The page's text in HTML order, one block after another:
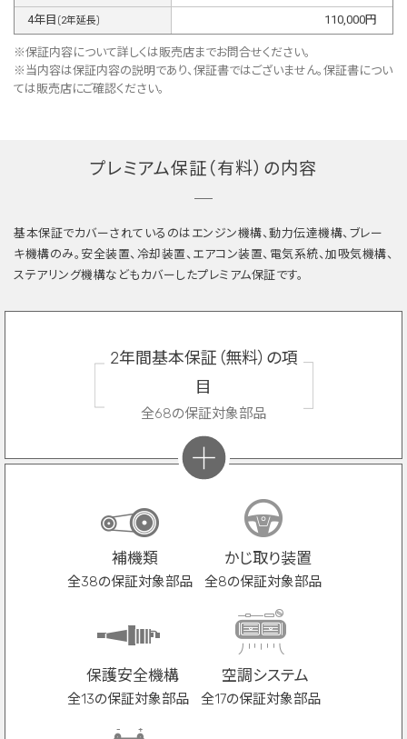
4年目 (2年延長) 110,000円
※保証内容について詳しくは販売店までお問合せください。
※当内容は保証内容の説明であり、保証書ではございません。保証書につい
ては販売店にご確認ください。
プレミアム保証（有料）の内容
基本保証でカバーされているのはエンジン機構、動力伝達機構、ブレー
キ機構のみ。安全装置、冷却装置、エアコン装置、電気系統、加吸気機構、
ステアリング機構などもカバーしたプレミアム保証です。
2年間基本保証（無料）の項
目
全68の保証対象部品
補機類
全38の保証対象部品
かじ取り装置
全8の保証対象部品
保護安全機構
全13の保証対象部品
空調システム
全17の保証対象部品